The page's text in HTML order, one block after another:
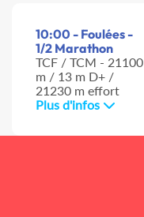
10:00 - Foulées -
1/2 Marathon
TCF / TCM - 21100
m / 13 m D+ /
21230 m effort
Plus d'infos